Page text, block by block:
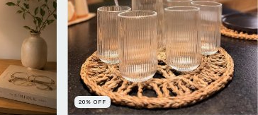
20 %OFF